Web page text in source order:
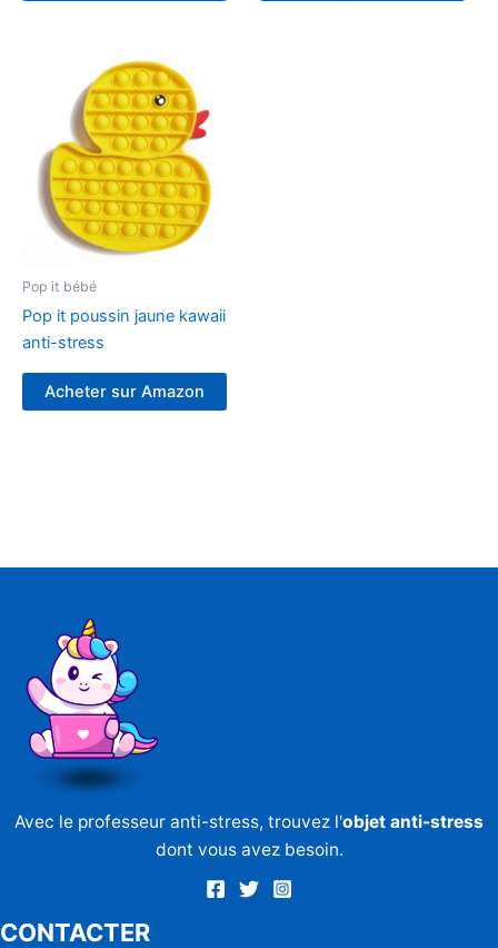
Pop it bébé
Pop it poussin jaune kawaii
anti-stress
Acheter sur Amazon
Avec le professeur anti-stress, trouvez l'objet anti-stress
dont vous avez besoin.
CONTACTER